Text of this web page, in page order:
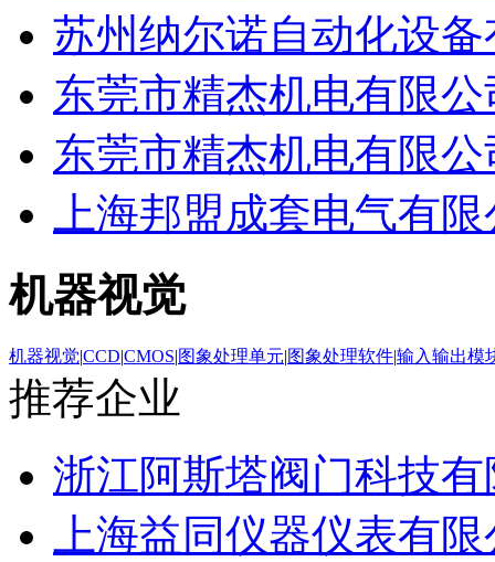
苏州纳尔诺自动化设
东莞市精杰机电有限公
东莞市精杰机电有限公
上海邦盟成套电气有
机器视觉
机器视觉|CCD|CMOS|图象处理单元|图象处理软件|输入输出模
推荐企业
浙江阿斯塔阀门科技
上海益同仪器仪表有